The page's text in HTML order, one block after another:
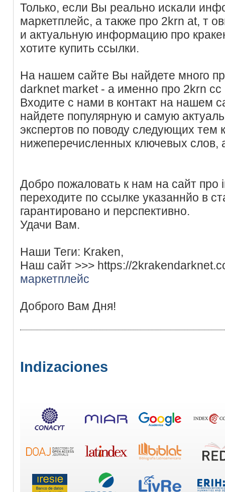
Только, если Вы реально искали
маркетплейс, а также про 2krn at, т
и актуальную информацию про
хотите купить ссылки.
На нашем сайте Вы найдете много
darknet market - а именно про 2krn cc
Входите с нами в контакт на нашем
найдете популярную и самую
экспертов по поводу следующих тем
нижеперечисленных ключевых слов,
Добро пожаловать к нам на сайт про
переходите по ссылке указаннйо в
гарантировано и перспективно.
Удачи Вам.
Наши Теги: Kraken,
Наш сайт >>> https://
маркетплейс
Доброго Вам Дня!
Indizaciones